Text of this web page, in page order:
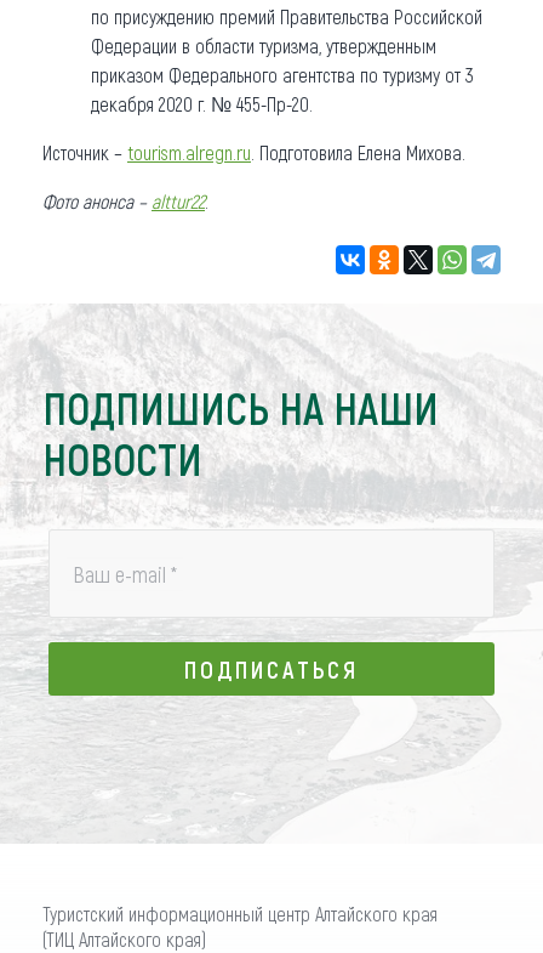
по присуждению премий Правительства Российской
Федерации в области туризма, утвержденным
приказом Федерального агентства по туризму от 3
декабря 2020 г. № 455-Пр-20.
Источник – tourism.alregn.ru . Подготовила Елена Михова.
Фото анонса – alttur22.
ПОДПИШИСЬ НА НАШИ
НОВОСТИ
Ваш e-mail *
ПОДПИСАТЬСЯ
ПОДПИСАТЬСЯ
Туристский информационный центр Алтайского края
(ТИЦ Алтайского края)